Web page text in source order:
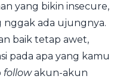
yang bikin insecure,
ada ujungnya.
baik tetap awet,
pada apa yang kamu
followakun-akun